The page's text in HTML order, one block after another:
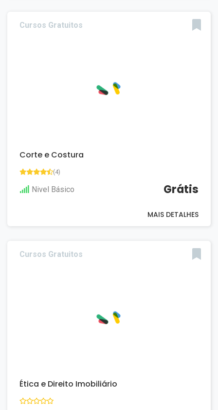
Cursos Gratuitos
Corte e Costura
(4)
Nivel Básico Grátis
MAIS DETALHES
Cursos Gratuitos
Ética e Direito Imobiliário